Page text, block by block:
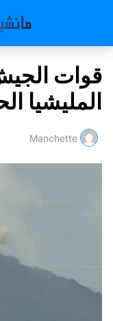
قوات
المليشيا
Manchette